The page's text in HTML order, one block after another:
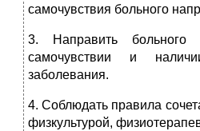
самочувствия больного
3. Направить
самочувствии и
заболевания.
4. Соблюдать правила
физкультурой,